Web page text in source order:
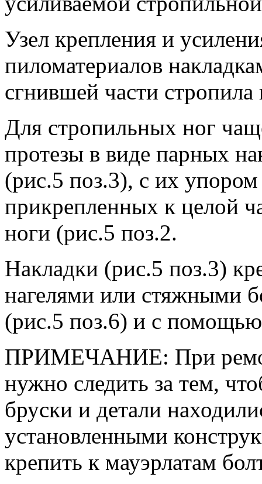
Узел крепления и
пиломатериалов
сгнившей части стропила
Для стропильных ног
протезы в виде парных
(рис.5 поз.3), с их
прикрепленных к целой
ноги (рис.5 поз.2.
Накладки (рис.5 поз.3)
нагелями или стяжными
(рис.5 поз.6) и с
ПРИМЕЧАНИЕ: При
нужно следить за тем,
бруски и детали
установленными
крепить к мауэрлатам